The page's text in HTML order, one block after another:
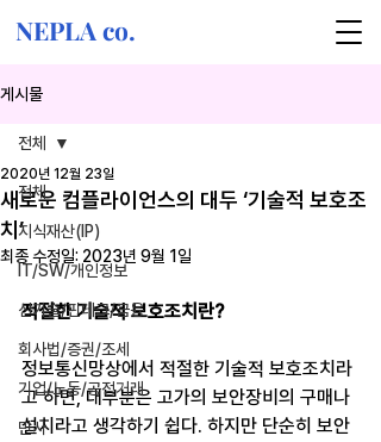
NEPLA co.
게시물
전체
지식재산(IP)
IT/SW/개인정보
신기술/핀테크/금융
회사법/증권/조세
기업/노동/공정거래
민사
전체
새로운 컴플라이언스의 대두 ‘기술적 보호조
치’
2020년 12월 23일
최종 수정일: 2023년 9월 1일
적절한 기술적 보호조치란?
정보통신망상에서 적절한 기술적 보호조치라
고 하면, 대부분은 고가의 보안장비의 구매나
설치라고 생각하기 쉽다. 하지만 단순히 보안